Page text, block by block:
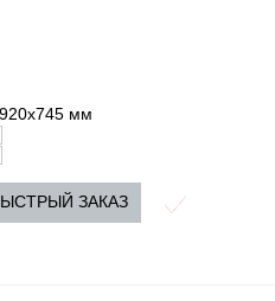
мм
ЗАКАЗ